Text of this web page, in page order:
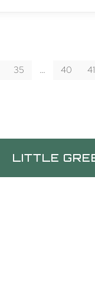
35 … 40 41
GREEN MEN.